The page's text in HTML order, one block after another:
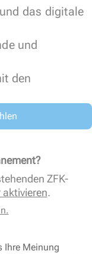
das digitale
und
den
ZFK-
aktivieren.
Ihre Meinung